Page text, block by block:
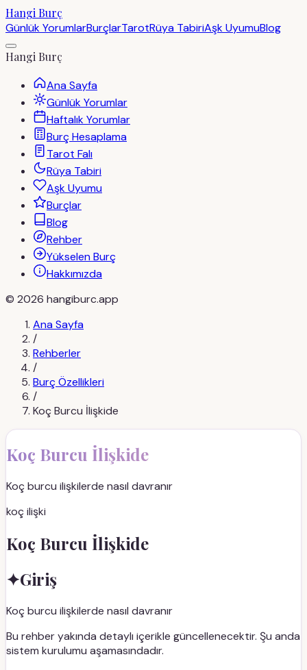
Hangi Burç
Günlük YorumlarBurçlarTarotRüya TabiriAşk UyumuBlog
Hangi Burç
Ana Sayfa
Günlük Yorumlar
Haftalık Yorumlar
Burç Hesaplama
Tarot Falı
Rüya Tabiri
Aşk Uyumu
Burçlar
Blog
Rehber
Yükselen Burç
Hakkımızda
© 2026 hangiburc.app
Ana Sayfa
/
Rehberler
/
Burç Özellikleri
/
Koç Burcu İlişkide
Koç Burcu İlişkide
Koç burcu ilişkilerde nasıl davranır
koç ilişki
Koç Burcu İlişkide
✦Giriş
Koç burcu ilişkilerde nasıl davranır
Bu rehber yakında detaylı içerikle güncellenecektir. Şu anda
sistem kurulumu aşamasındadır.